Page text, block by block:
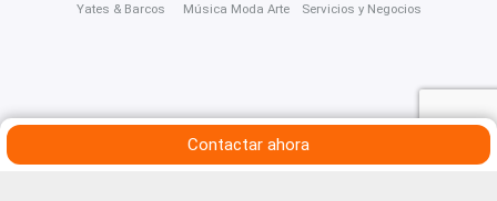
Contactar ahora
Yates & Barcos Música Moda Arte Servicios y Negocios